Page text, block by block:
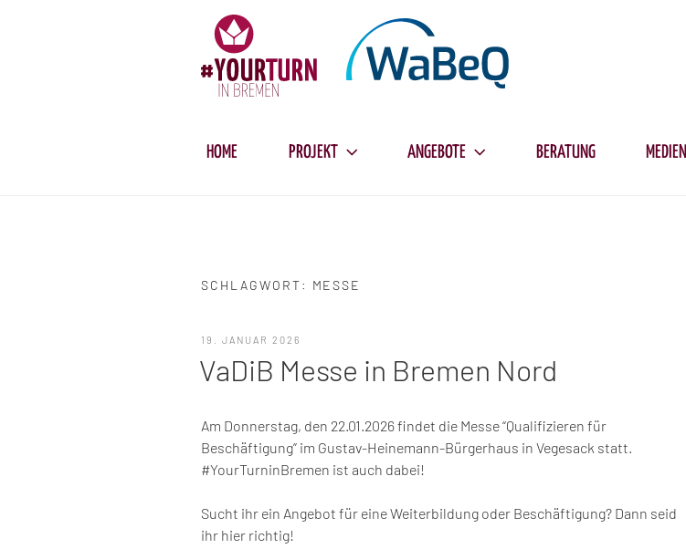
HOME PROJEKT ANGEBOTE BERATUNG MEDIEN
SCHLAGWORT: MESSE
VERÖFFENTLICHT
19. JANUAR 2026
VaDiB Messe in Bremen Nord
Am Donnerstag, den 22.01.2026 findet die Messe “Qualifizieren für
Beschäftigung” im Gustav-Heinemann-Bürgerhaus in Vegesack statt.
#YourTurninBremen ist auch dabei!
Sucht ihr ein Angebot für eine Weiterbildung oder Beschäftigung? Dann seid
ihr hier richtig!